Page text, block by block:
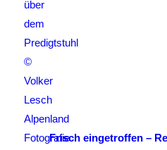
Frisch eingetroffen –